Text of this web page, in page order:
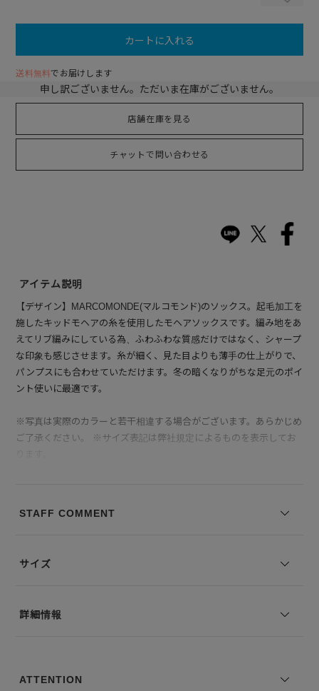
カートに入れる
送料無料でお届けします
申し訳ございません。ただいま在庫がございません。
店舗在庫を見る
チャットで問い合わせる
アイテム説明
【デザイン】MARCOMONDE(マルコモンド)のソックス。起毛加工を
施したキッドモヘアの糸を使用したモヘアソックスです。編み地をあ
えてリブ編みにしている為、ふわふわな質感だけではなく、シャープ
な印象も感じさせます。糸が細く、見た目よりも薄手の仕上がりで、
パンプスにも合わせていただけます。冬の暗くなりがちな足元のポイ
ント使いに最適です。
※写真は実際のカラーと若干相違する場合がございます。あらかじめ
ご了承ください。 ※サイズ表記は弊社規定によるものを表示してお
STAFF COMMENT
サイズ
詳細情報
ATTENTION